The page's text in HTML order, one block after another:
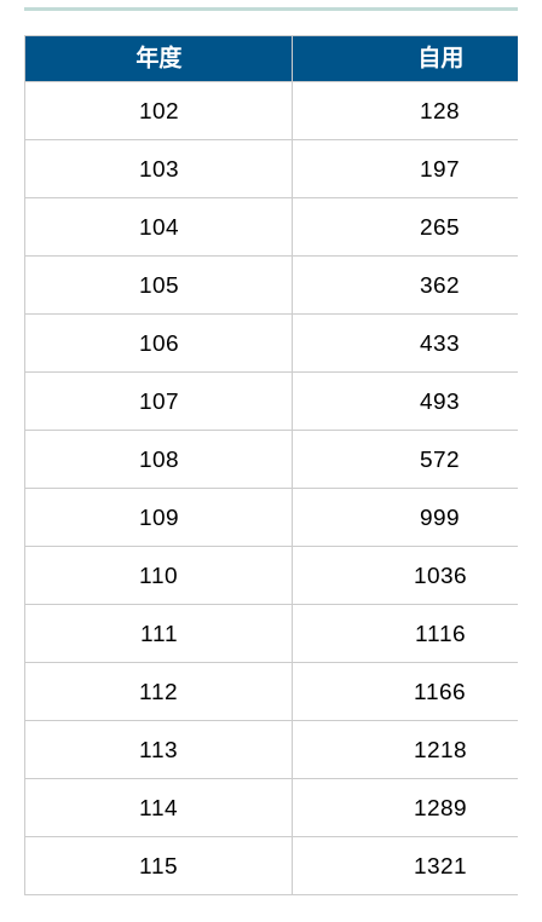
年度 自用
102 128
103 197
104 265
105 362
106 433
107 493
108 572
109 999
110 1036
111 1116
112 1166
113 1218
114 1289
115 1321